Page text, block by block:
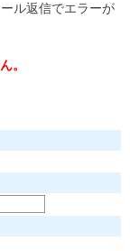
ル返信でエラーが
。